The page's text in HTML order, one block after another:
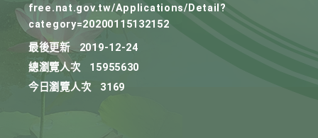
free.nat.gov.tw/Applications/Detail?
category=20200115132152
最後更新
2019-12-24
總瀏覽人次
15955630
今日瀏覽人次
3169